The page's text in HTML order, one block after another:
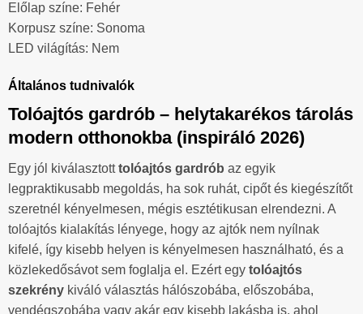
Előlap színe: Fehér
Korpusz színe: Sonoma
LED világítás: Nem
Általános tudnivalók
Tolóajtós gardrób – helytakarékos tárolás
modern otthonokba (inspiráló 2026)
Egy jól kiválasztotttolóajtós gardrób az egyik
legpraktikusabb megoldás, ha sok ruhát, cipőt és kiegészítőt
szeretnél kényelmesen, mégis esztétikusan elrendezni. A
tolóajtós kialakítás lényege, hogy az ajtók nem nyílnak
kifelé, így kisebb helyen is kényelmesen használható, és a
közlekedősávot sem foglalja el. Ezért egy tolóajtós
szekrény kiváló választás hálószobába, előszobába,
vendégszobába vagy akár egy kisebb lakásba is, ahol